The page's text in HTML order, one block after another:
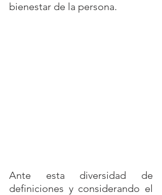
bienestar de la persona.
Ante esta diversidad de
definiciones y considerando el